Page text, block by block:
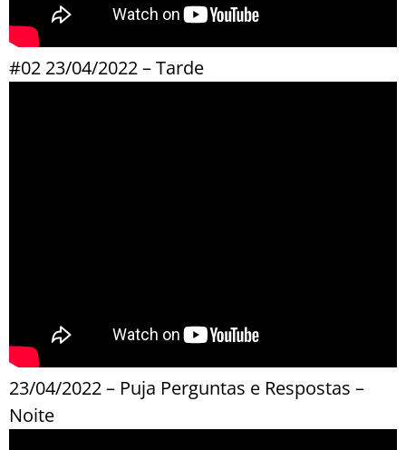
#02 23/04/2022 – Tarde
23/04/2022 – Puja Perguntas e Respostas –
Noite